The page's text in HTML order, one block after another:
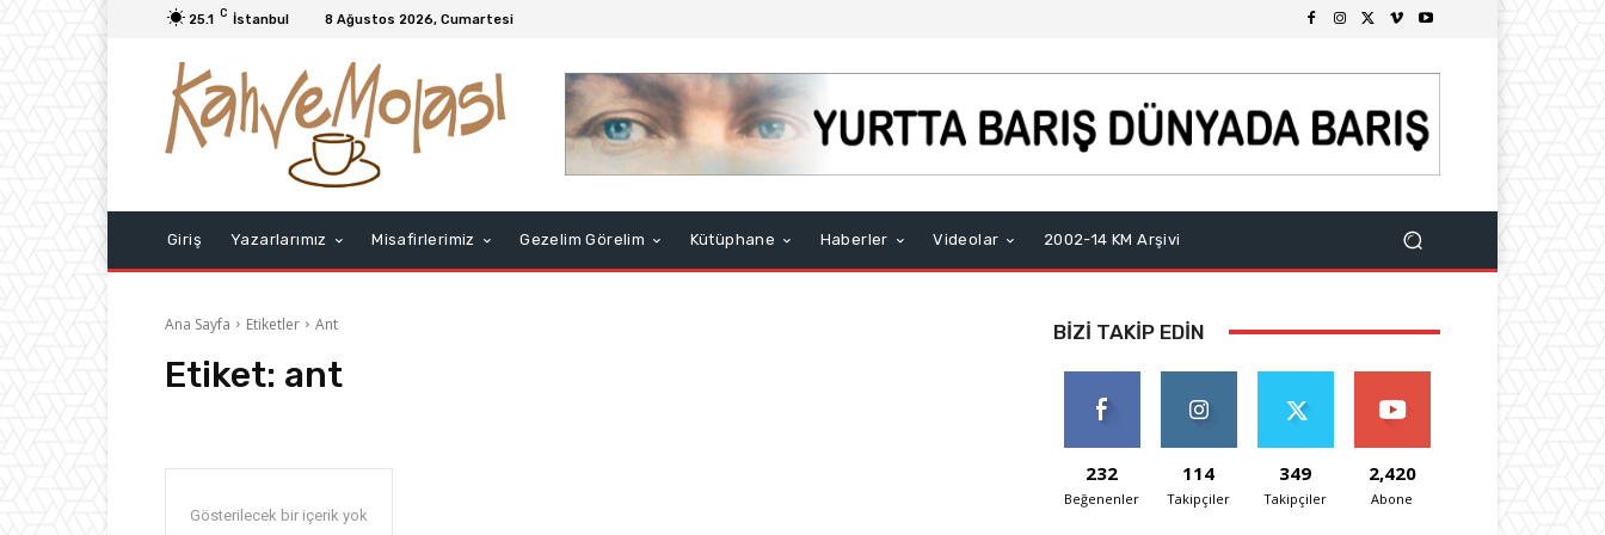
25.1 C İstanbul 8 Ağustos 2026, Cumartesi
Giriş Yazarlarımız Misafirlerimiz Gezelim Görelim Kütüphane Haberler Videolar 2002-14 KM Arşivi
Ana Sayfa Etiketler Ant
Etiket: ant
Gösterilecek bir içerik yok
BIZI TAKIP EDIN
232
Beğenenler
114
Takipçiler
349
Takipçiler
2,420
Abone